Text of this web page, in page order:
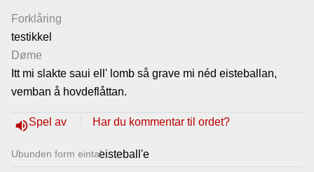
Forklåring
testikkel
Døme
Itt mi slakte saui ell' lomb så grave mi néd eisteballan,
vemban å hovdeflåttan.
volume_upSpel av Har du kommentar til ordet?
Ubunden form eintaleisteball'e
vallemålet
Gjestebok
Lenkjer